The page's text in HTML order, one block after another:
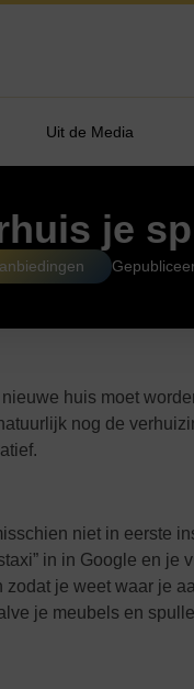
Uit de Media
je
huis moet
nog de
niet in eerste
in in Google en
je weet waar je
je meubels en